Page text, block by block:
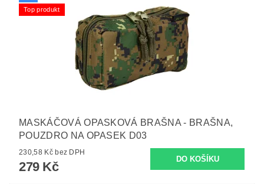
Top produkt
MASKÁČOVÁ OPASKOVÁ BRAŠNA - BRAŠNA,
POUZDRO NA OPASEK D03
230,58 Kč bez DPH
279 Kč